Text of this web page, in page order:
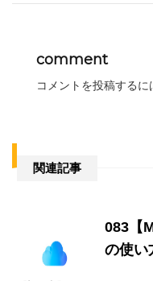
comment
コメントを投稿するに
関連記事
083【
の使い